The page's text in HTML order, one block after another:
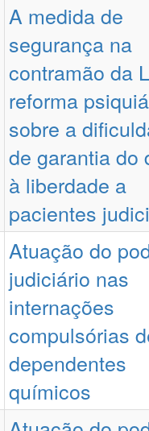
A medida de
segurança na
contramão da
reforma
sobre a
de garantia do
à liberdade a
pacientes
Atuação do
judiciário nas
internações
compulsórias
dependentes
químicos